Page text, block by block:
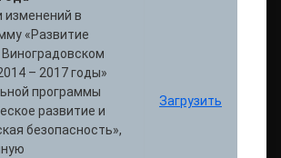
изменений в
«Развитие
Виноградовском
– 2017 годы»
программы
развитие и
безопасность»,
Загрузить